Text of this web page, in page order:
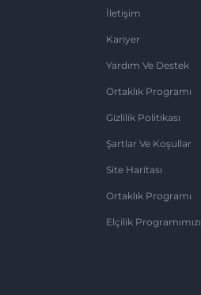
İletişim
Kariyer
Yardım Ve Destek
Ortaklık Programı
Gizlilik Politikası
Şartlar Ve Koşullar
Site Haritası
Ortaklık Programı
Elçilik Programımızı